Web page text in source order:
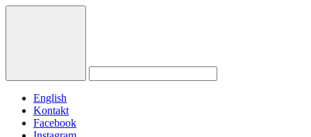
English
Kontakt
Facebook